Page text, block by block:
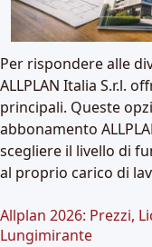
Per rispondere alle
ALLPLAN Italia S.r.l.
principali. Queste
abbonamento
scegliere il livello di
al proprio carico di
Allplan 2026: Prezzi,
Lungimirante